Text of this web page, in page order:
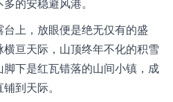
的安稳避风港。
上，放眼便是绝无仅有的盛
亘天际，山顶终年不化的积雪
下是红瓦错落的山间小镇，成
到天际。